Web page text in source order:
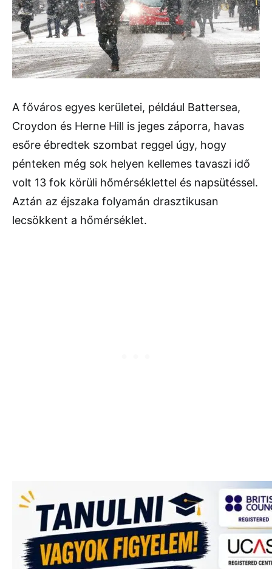
A főváros egyes kerületei, például Battersea,
Croydon és Herne Hill is jeges záporra, havas
esőre ébredtek szombat reggel úgy, hogy
pénteken még sok helyen kellemes tavaszi idő
volt 13 fok körüli hőmérséklettel és napsütéssel.
Aztán az éjszaka folyamán drasztikusan
lecsökkent a hőmérséklet.